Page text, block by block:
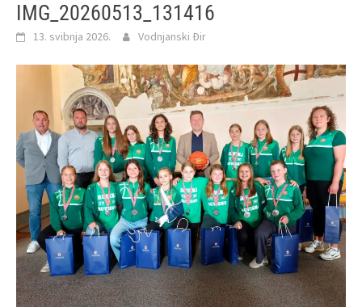
IMG_20260513_131416
13. svibnja 2026. Vodnjanski Đir